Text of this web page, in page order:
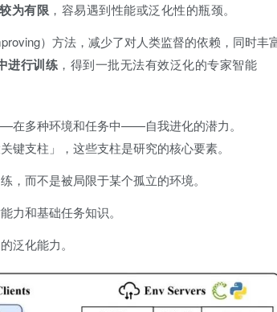
为有限 ，容易遇到性能或泛化性的瓶颈。
）方法，减少了对人类监督的依赖，同时丰
进行训练 ，得到一批无法有效泛化的专家智能
在多种环境和任务中——自我进化的潜力。
键支柱」，这些支柱是研究的核心要素。
，而不是被局限于某个孤立的环境。
力和基础任务知识。
泛化能力。